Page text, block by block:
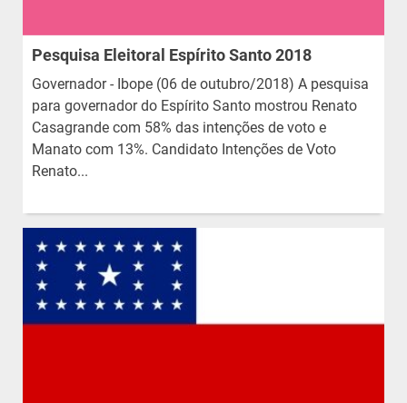
Pesquisa Eleitoral Espírito Santo 2018
Governador - Ibope (06 de outubro/2018) A pesquisa
para governador do Espírito Santo mostrou Renato
Casagrande com 58% das intenções de voto e
Manato com 13%. Candidato Intenções de Voto
Renato...